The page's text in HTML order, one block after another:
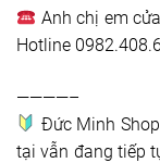
Anh chị em
Hotline
————–
Đức Minh
tại vẫn đang tiếp